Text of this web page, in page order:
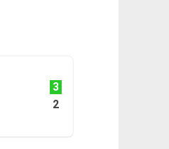
3
2